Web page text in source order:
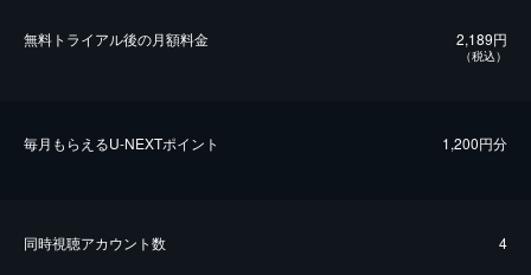
無料トライアル後の⽉額料金 2,189円
（税込）
毎⽉もらえるU-NEXTポイント 1,200円分
同時視聴アカウント数 4